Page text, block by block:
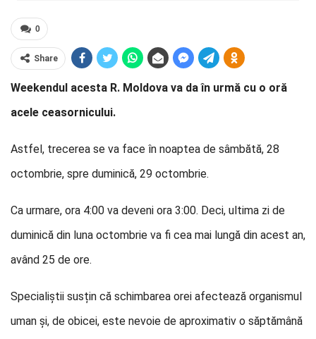
0
Share
Weekendul acesta R. Moldova va da în urmă cu o oră
acele ceasornicului.
Astfel, trecerea se va face în noaptea de sâmbătă, 28
octombrie, spre duminică, 29 octombrie.
Ca urmare, ora 4:00 va deveni ora 3:00. Deci, ultima zi de
duminică din luna octombrie va fi cea mai lungă din acest an,
având 25 de ore.
Specialiștii susțin că schimbarea orei afectează organismul
uman și, de obicei, este nevoie de aproximativ o săptămână